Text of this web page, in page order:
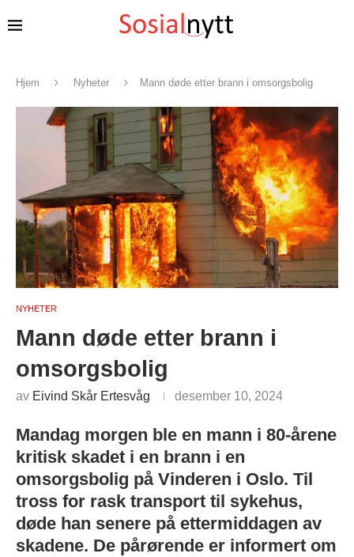
Hjem Nyheter Mann døde etter brann i omsorgsbolig
NYHETER
Mann døde etter brann i
omsorgsbolig
av Eivind Skår Ertesvåg desember 10, 2024
Mandag morgen ble en mann i 80-årene
kritisk skadet i en brann i en
omsorgsbolig på Vinderen i Oslo. Til
tross for rask transport til sykehus,
døde han senere på ettermiddagen av
skadene. De pårørende er informert om